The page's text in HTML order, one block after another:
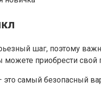
шаг, поэтому
можете приобрести свой
самый безопасный